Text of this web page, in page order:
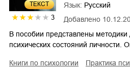
ТЕКСТ
3 Добавлено
Язык: Русский
В пособии представлены методики
психических состояний личности.
книги по психологии
практика